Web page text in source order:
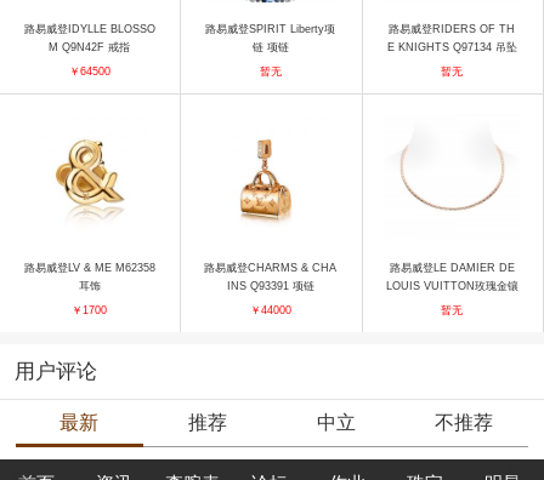
路易威登IDYLLE BLOSSO
M Q9N42F 戒指
￥64500
路易威登SPIRIT Liberty项
链 项链
暂无
路易威登RIDERS OF TH
E KNIGHTS Q97134 吊坠
暂无
路易威登LV & ME M62358
耳饰
￥1700
路易威登CHARMS & CHA
INS Q93391 项链
￥44000
路易威登LE DAMIER DE
LOUIS VUITTON玫瑰金镶
钻项链 项链
暂无
用户评论
最新 推荐 中立 不推荐